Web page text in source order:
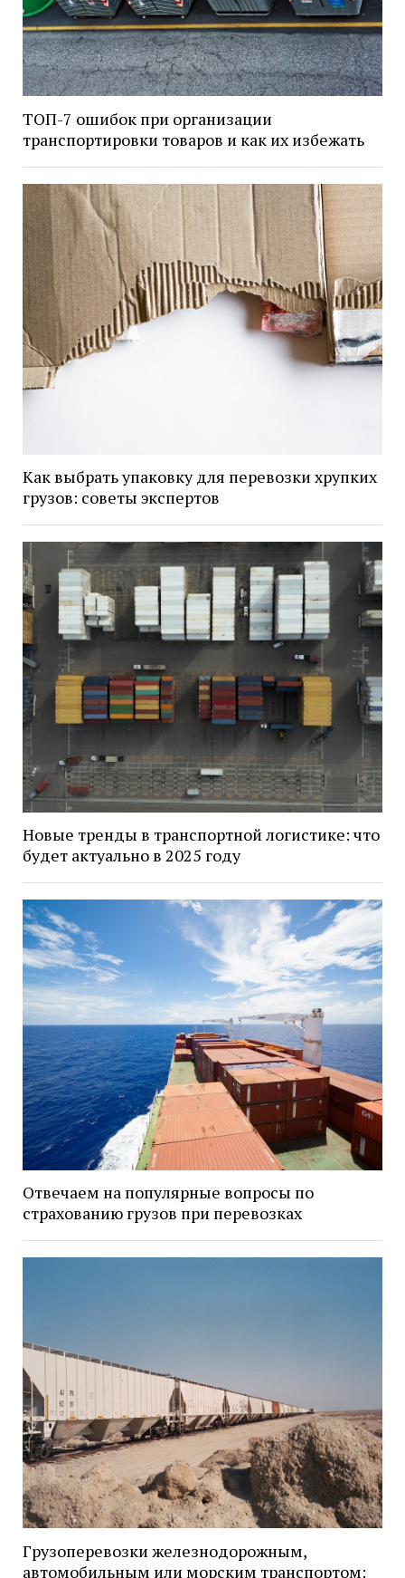
ТОП-7 ошибок при организации
транспортировки товаров и как их избежать
Как выбрать упаковку для перевозки хрупких
грузов: советы экспертов
Новые тренды в транспортной логистике: что
будет актуально в 2025 году
Отвечаем на популярные вопросы по
страхованию грузов при перевозках
Грузоперевозки железнодорожным,
автомобильным или морским транспортом: